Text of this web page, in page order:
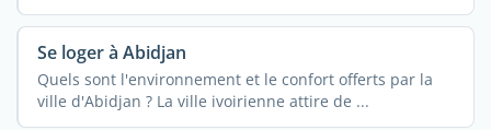
Se loger à Abidjan
Quels sont l'environnement et le confort offerts par la
ville d'Abidjan ? La ville ivoirienne attire de ...